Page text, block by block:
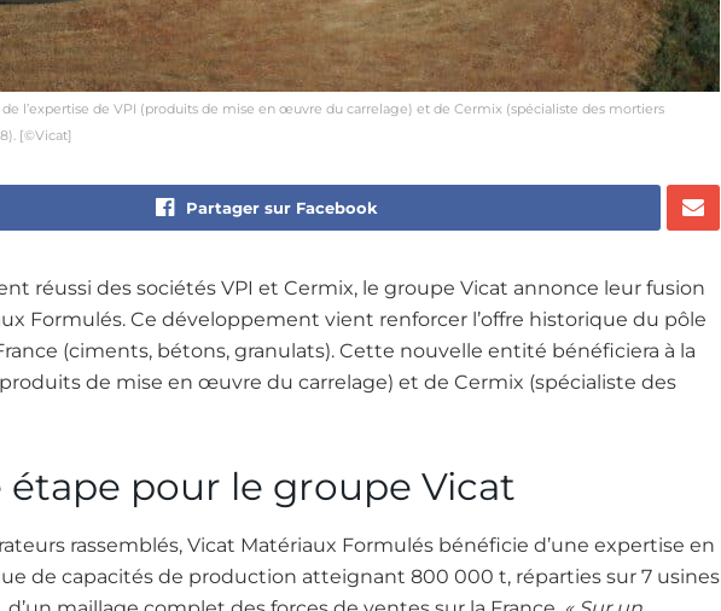
l’expertise de VPI (produits de mise en œuvre du carrelage) et de Cermix (spécialiste des mortiers
[©Vicat]
Partager sur Facebook
réussi des sociétés VPI et Cermix, le groupe Vicat annonce leur fusion
Formulés. Ce développement vient renforcer l’offre historique du pôle
(ciments, bétons, granulats). Cette nouvelle entité bénéficiera à la
de mise en œuvre du carrelage) et de Cermix (spécialiste des
étape pour le groupe Vicat
rassemblés, Vicat Matériaux Formulés bénéficie d’une expertise en
de capacités de production atteignant 800 000 t, réparties sur 7 usines